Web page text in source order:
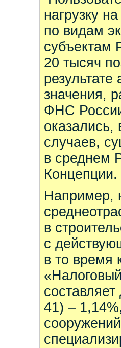
нагрузку
по видам
субъектам
20 тысяч
значения,
ФНС
случаев,
в среднем
Концепции.
Например,
в
с
в то время
41) –